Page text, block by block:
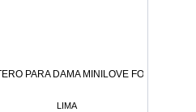
PARA DAMA MINILOVE FOR WOMEN
LIMA